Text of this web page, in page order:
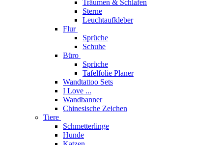
Träumen & Schlafen
Sterne
Leuchtaufkleber
Flur
Sprüche
Schuhe
Büro
Sprüche
Tafelfolie Planer
Wandtattoo Sets
I Love ...
Wandbanner
Chinesische Zeichen
Tiere
Schmetterlinge
Hunde